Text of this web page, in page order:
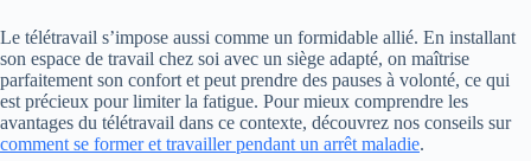
Le télétravail s’impose aussi comme un formidable allié. En installant
son espace de travail chez soi avec un siège adapté, on maîtrise
parfaitement son confort et peut prendre des pauses à volonté, ce qui
est précieux pour limiter la fatigue. Pour mieux comprendre les
avantages du télétravail dans ce contexte, découvrez nos conseils sur
comment se former et travailler pendant un arrêt maladie.